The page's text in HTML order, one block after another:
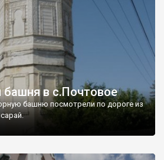
башня в с.Почтовое
башню посмотрели по дороге из